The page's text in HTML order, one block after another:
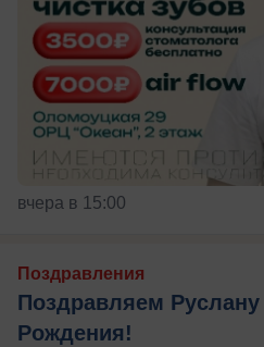
вчера в 15:00
Поздравления
Поздравляем
Рождения!